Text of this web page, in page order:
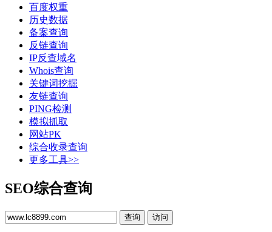
百度权重
历史数据
备案查询
反链查询
IP反查域名
Whois查询
关键词挖掘
友链查询
PING检测
模拟抓取
网站PK
综合收录查询
更多工具>>
SEO综合查询